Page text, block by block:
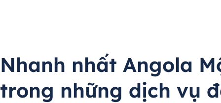
Nhanh nhất Angola
trong những dịch vụ